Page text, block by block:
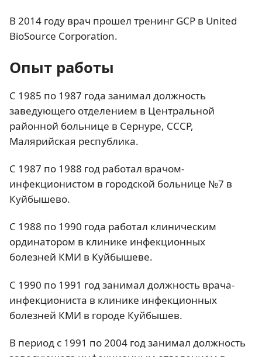
В 2014 году врач прошел тренинг GCP в United
BioSource Corporation.
Опыт работы
С 1985 по 1987 года занимал должность
заведующего отделением в Центральной
районной больнице в Сернуре, СССР,
Малярийская республика.
С 1987 по 1988 год работал врачом-
инфекционистом в городской больнице №7 в
Куйбышево.
С 1988 по 1990 года работал клиническим
ординатором в клинике инфекционных
болезней КМИ в Куйбышеве.
С 1990 по 1991 год занимал должность врача-
инфекциониста в клинике инфекционных
болезней КМИ в городе Куйбышев.
В период с 1991 по 2004 год занимал должность